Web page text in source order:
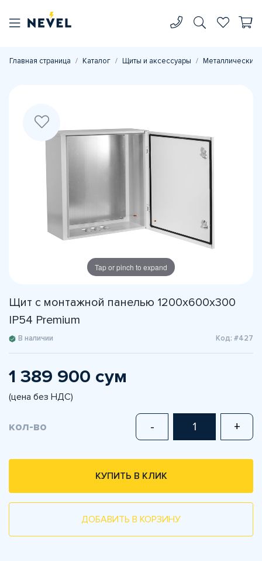
Главная страница Каталог Щиты и аксессуары Металлические
Tap or pinch to expand
Щит с монтажной панелью 1200х600х300
IP54 Premium
В наличии Код: #427
1 389 900 сум
(цена без НДС)
кол-во - +
КУПИТЬ В КЛИК
ДОБАВИТЬ В КОРЗИНУ